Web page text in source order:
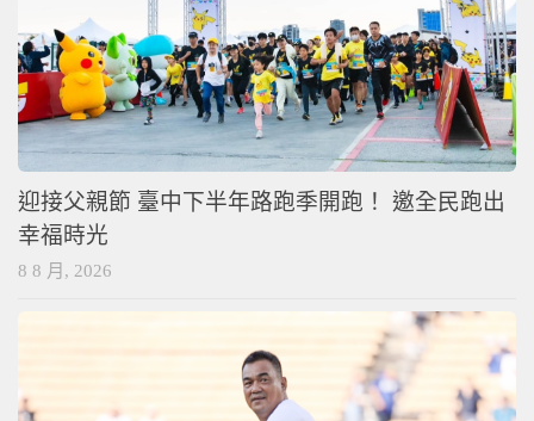
迎接父親節 臺中下半年路跑季開跑！ 邀全民跑出
幸福時光
8 8 月, 2026